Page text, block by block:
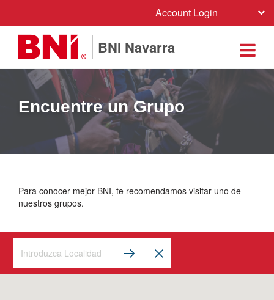
Account Login
BNI Navarra
Encuentre un Grupo
Para conocer mejor BNI, te recomendamos visitar uno de
nuestros grupos.